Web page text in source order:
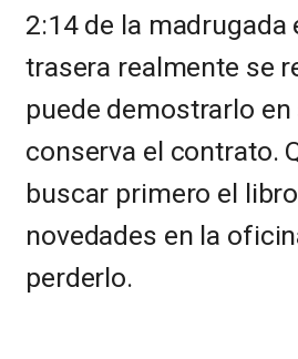
2:14 de la madrugada
trasera realmente se
puede demostrarlo
conserva el contrato.
buscar primero el
novedades en la
perderlo.